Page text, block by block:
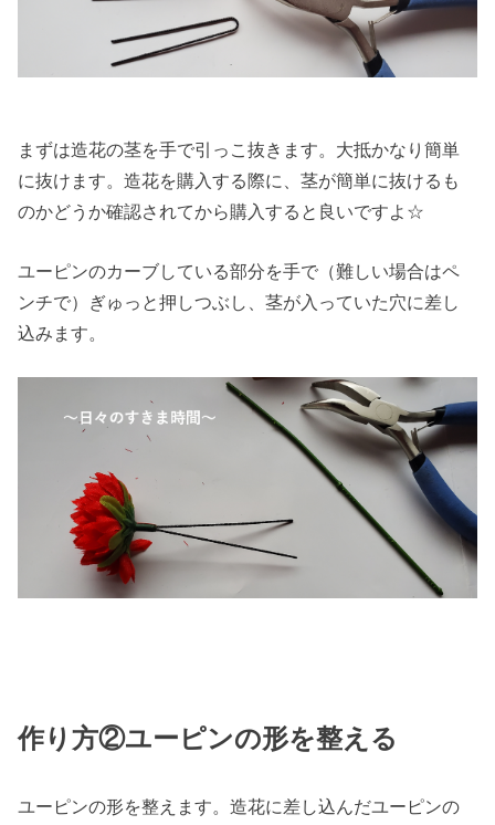
まずは造花の茎を手で引っこ抜きます。大抵かなり簡単
に抜けます。造花を購入する際に、茎が簡単に抜けるも
のかどうか確認されてから購入すると良いですよ☆
ユーピンのカーブしている部分を手で（難しい場合はペ
ンチで）ぎゅっと押しつぶし、茎が入っていた穴に差し
込みます。
作り方②ユーピンの形を整える
ユーピンの形を整えます。造花に差し込んだユーピンの